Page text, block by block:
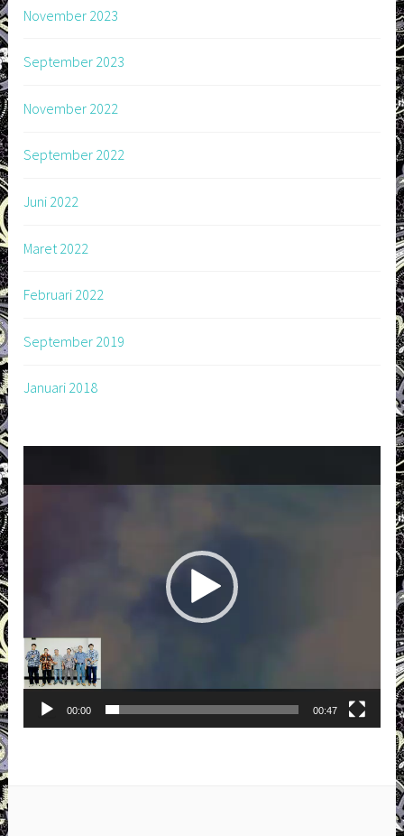
November 2023
September 2023
November 2022
September 2022
Juni 2022
Maret 2022
Februari 2022
September 2019
Januari 2018
00:00 00:47